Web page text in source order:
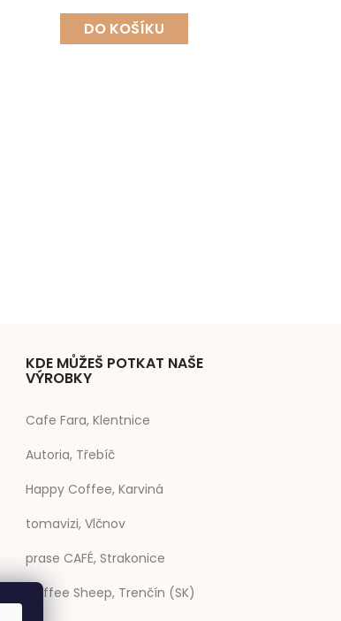
DO KOŠÍKU
KDE MŮŽEŠ POTKAT NAŠE
VÝROBKY
Cafe Fara, Klentnice
Autoria, Třebíč
Happy Coffee, Karviná
tomavizi, Vlčnov
prase CAFÉ, Strakonice
Coffee Sheep, Trenčín (SK)